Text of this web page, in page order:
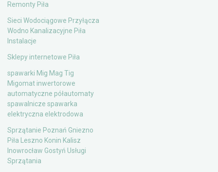
Remonty Piła
Sieci Wodociągowe Przyłącza
Wodno Kanalizacyjne Piła
Instalacje
Sklepy internetowe Piła
spawarki Mig Mag Tig
Migomat inwertorowe
automatyczne półautomaty
spawalnicze spawarka
elektryczna elektrodowa
Sprzątanie Poznań Gniezno
Piła Leszno Konin Kalisz
Inowrocław Gostyń Usługi
Sprzątania